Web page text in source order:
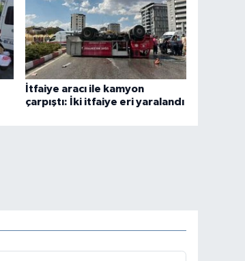
İtfaiye aracı ile kamyon
çarpıştı: İki itfaiye eri yaralandı